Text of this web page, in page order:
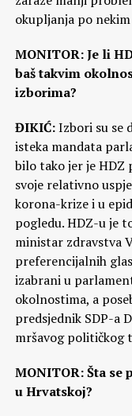
okupljanja po
MONITOR: Je li
baš takvim
izborima?
ĐIKIĆ:Izbori su se
isteka mandata
bilo tako jer je
svoje relativno
korona-krize i u
pogledu. HDZ-u je
ministar zdravstva
preferencijalnih
izabrani u
okolnostima, a
predsjednik SDP-a
mršavog političkog
MONITOR: Šta
u Hrvatskoj?